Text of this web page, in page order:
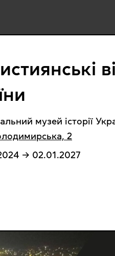
музей історії
2
→ 02.01.2027